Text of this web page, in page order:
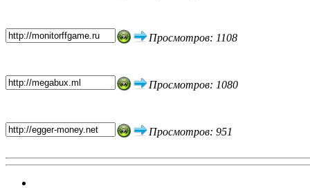
Просмотров: 1108
Просмотров: 1080
Просмотров: 951